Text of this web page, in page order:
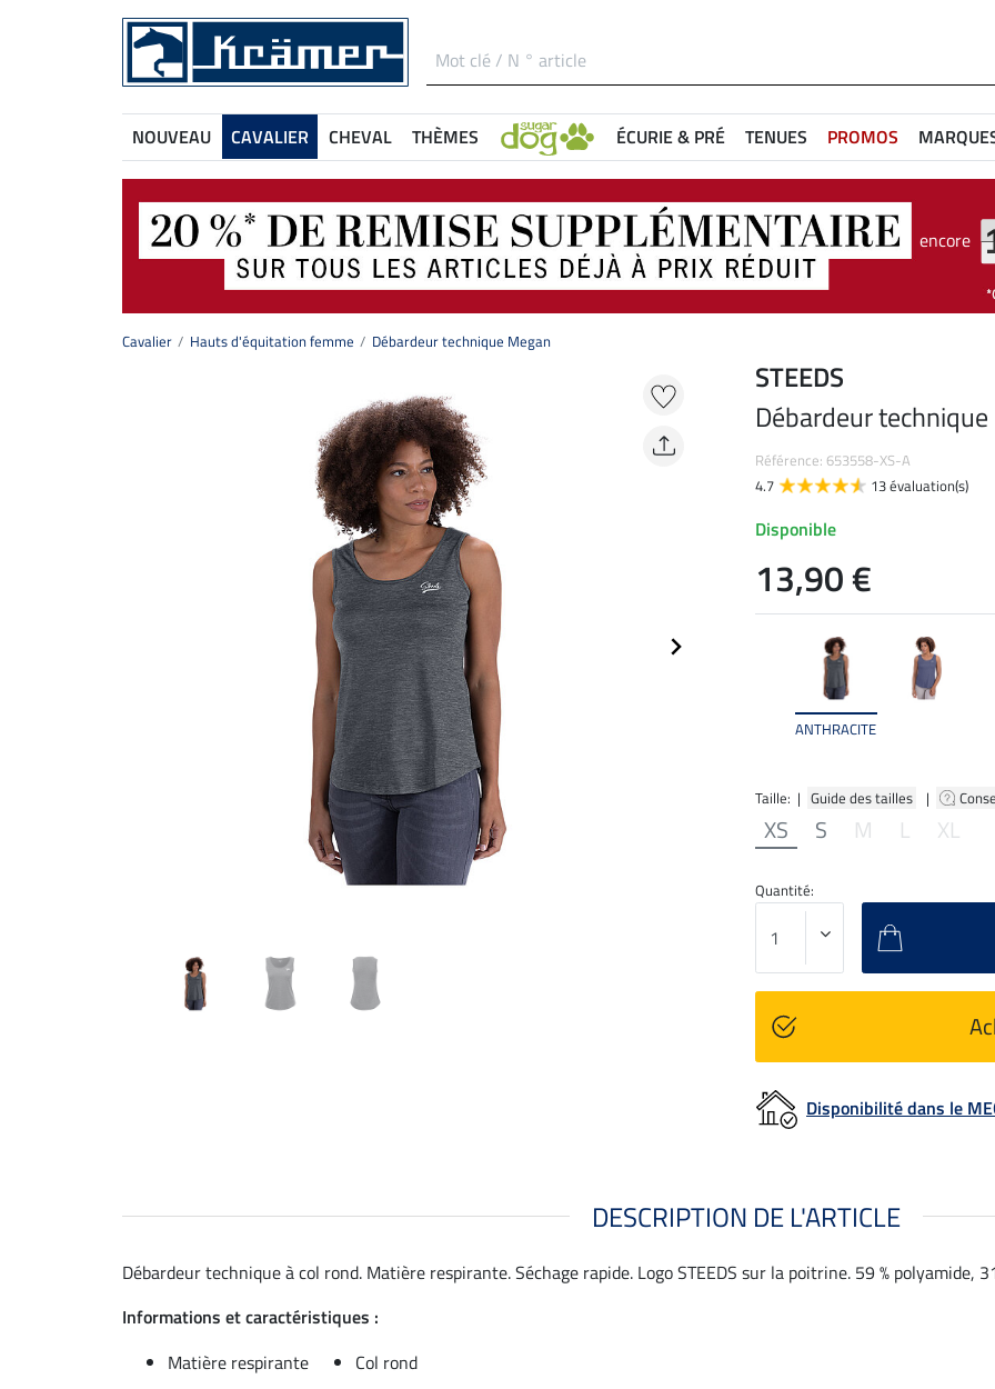
NOUVEAU CAVALIER CHEVAL THÈMES ÉCURIE & PRÉ TENUES PROMOS
encore
Cavalier Hauts d'équitation femme Débardeur technique Megan
ANTHRACITE
Taille: | Guide des tailles |
XS S M L XL
STEEDS
Débardeur
Référence: 653558-XS-A
4.7
13 évaluation(s)
Disponible
13,90 €
Quantité:
Disponibilité dans le
DESCRIPTION DE L'ARTICLE
Débardeur technique à col rond. Matière respirante. Séchage rapide. Logo STEEDS sur la poitrine. 59 % polyamide,
Informations et caractéristiques :
Matière respirante
Col rond